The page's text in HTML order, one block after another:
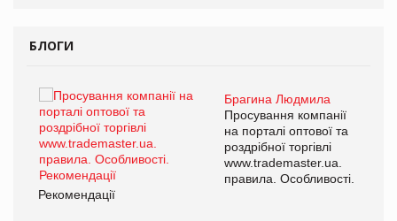
БЛОГИ
Брагина Людмила
Просування компанії
на порталі оптової та
роздрібної торгівлі
www.trademaster.ua.
правила. Особливості.
Рекомендації